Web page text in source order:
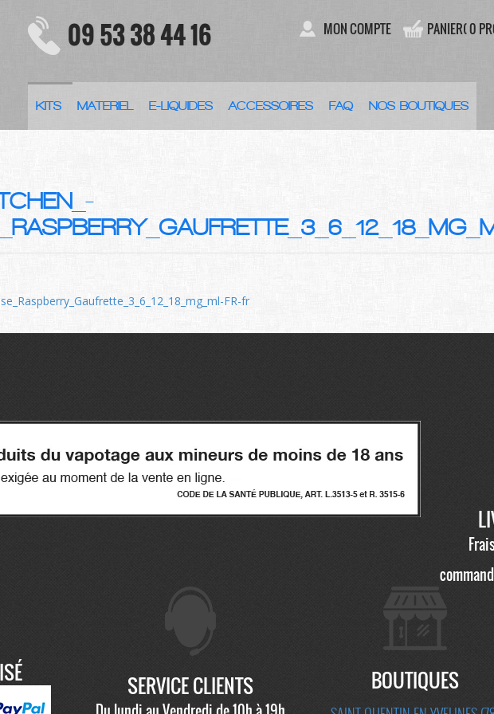
09 53 38 44 16 MON COMPTE PANIER( 0
KITS MATERIEL E-LIQUIDES ACCESSOIRES FAQ NOS BOUTIQUES
FR-fr
SERVICE CLIENTS BOUTIQUES